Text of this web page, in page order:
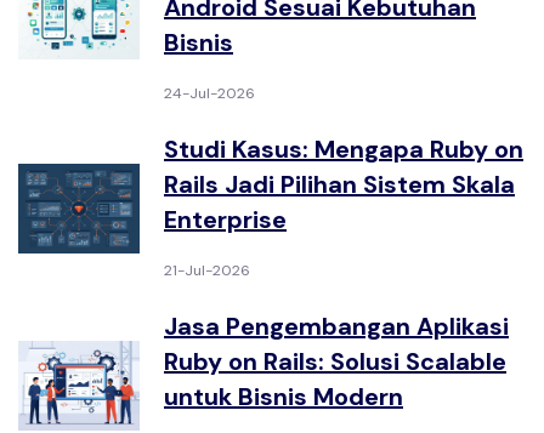
Android Sesuai Kebutuhan
Bisnis
24-Jul-2026
Studi Kasus: Mengapa Ruby on
Rails Jadi Pilihan Sistem Skala
Enterprise
21-Jul-2026
Jasa Pengembangan Aplikasi
Ruby on Rails: Solusi Scalable
untuk Bisnis Modern